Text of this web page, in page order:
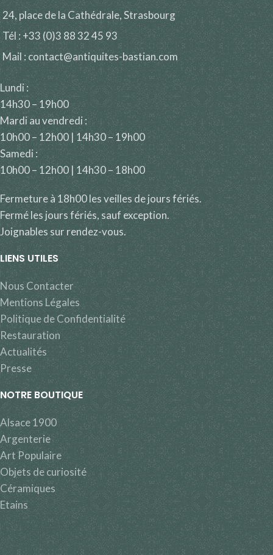
24, place de la Cathédrale, Strasbourg
Tél : +33 (0)3 88 32 45 93
Mail : contact@antiquites-bastian.com
Lundi :
14h30 – 19h00
Mardi au vendredi :
10h00 – 12h00 | 14h30 – 19h00
Samedi :
10h00 – 12h00 | 14h30 – 18h00
Fermeture à 18h00 les veilles de jours fériés.
Fermé les jours fériés, sauf exception.
Joignables sur rendez-vous.
LIENS UTILES
Nous Contacter
Mentions Légales
Politique de Confidentialité
Restauration
Actualités
Presse
NOTRE BOUTIQUE
Alsace 1900
Argenterie
Art Populaire
Objets de curiosité
Céramiques
Etains